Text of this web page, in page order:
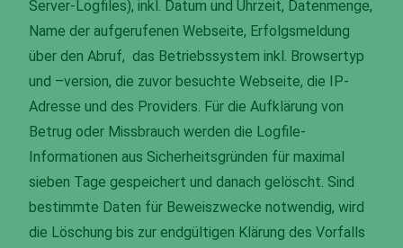
Server-Logfiles), inkl. Datum und Uhrzeit, Datenmenge,
Name der aufgerufenen Webseite, Erfolgsmeldung
über den Abruf, das Betriebssystem inkl. Browsertyp
und –version, die zuvor besuchte Webseite, die IP-
Adresse und des Providers. Für die Aufklärung von
Betrug oder Missbrauch werden die Logfile-
Informationen aus Sicherheitsgründen für maximal
sieben Tage gespeichert und danach gelöscht. Sind
bestimmte Daten für Beweiszwecke notwendig, wird
die Löschung bis zur endgültigen Klärung des Vorfalls